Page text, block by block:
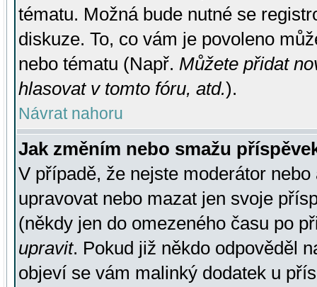
tématu. Možná bude nutné se
diskuze. To, co vám je povoleno
nebo tématu (Např. Můžete přidat
hlasovat v tomto fóru, atd.).
Návrat nahoru
Jak změním nebo smažu
V případě, že nejste moderátor
upravovat nebo mazat jen svoje
(někdy jen do omezeného času po
upravit. Pokud již někdo odpověděl
objeví se vám malinký dodatek u